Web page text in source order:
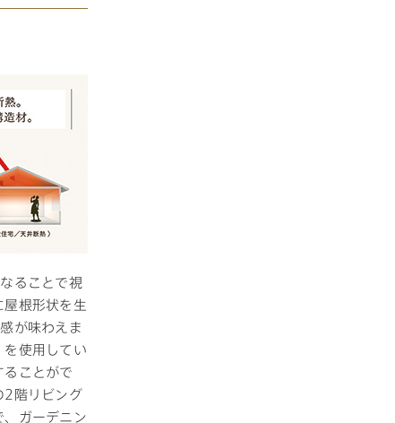
ることで視
根形状を生
が味わえま
使用してい
ことがで
2階リビング
ガーデニン